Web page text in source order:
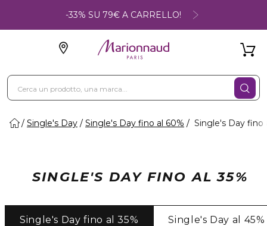
-33% SU 79€ A CARRELLO!
Single's Day Single's Day fino al 60% Single's Day fino
SINGLE'S DAY FINO AL 35%
Single's Day fino al 35% Single's Day al 45%